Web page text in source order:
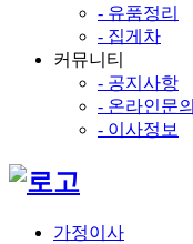
- 유품정리
- 집게차
커뮤니티
- 공지사항
- 온라인문의
- 이사정보
가정이사